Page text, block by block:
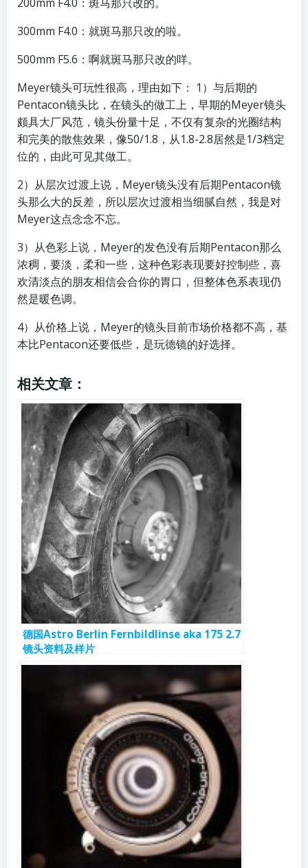
300mm F4.0：就斑马那只改的啦。
500mm F5.6：啊就斑马那只改的咩。
Meyer镜头可玩性很高，理由如下： 1）与后期的
Pentacon镜头比，在镜头的做工上，早期的Meyer镜头
颇具大厂风范，镜头份量十足，不仅有复杂的光圈结构
和完美的散焦效果，像50/1.8，从1.8-2.8居然是1/3档定
位的，由此可见其做工。
2）从层次过渡上说，Meyer镜头没有后期Pentacon镜
头那么大的反差，所以层次过渡相当细腻自然，我是对
Meyer这点念念不忘。
3）从色彩上说，Meyer的发色没有后期Pentacon那么
浓稠，要淡，柔和一些，这种色彩表现要好控制些，喜
欢清淡点的朋友相信会合你的胃口，但整体色系表现仍
然是暖色调。
4）从价格上说，Meyer的镜头目前市场价格都不高，基
本比Pentacon还要低些，是玩德镜的好选择。
相关文章：
德国Astro Berlin Fernbildlinse aka 175 2.7
镜头资料及样片